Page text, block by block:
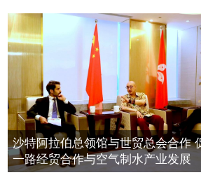
位可以看出，未來長江中游城市群無
全面崛起、探索新型城鎮化道路，還
展都有重大意義。
3、長江中游城市
江中游城市群未來具體任務是啥？《
是重點，一起來看。
第一，要城鄉
中游城市群“中西部新型城鎮化先行
第二，基礎設施互聯互通。無論是交
利、能源、資訊等重大基礎設施建設
眉睫。 第三，產業協調發展。優勢
集聚區、現代農業基地，是協調發
生態文明。“綠色化”豐富了生態文明
2023年11月23日
埃及总领事会晤拿督斯里吴
带一路经贸合作与空气制水
2023年11月23日
拿督斯里吴罡豪晤土耳其总
带一路经贸合作与空气制水
2023年11月23日
長瑚蒞臨 天泉鼎豐深圳總
量波量子研究院
2021年12月10日
標量波光量子導入系統聯合
督斯裏吳達鎔教授首發
2021年12月10日
空氣制水發明人吳達鎔出席
境科政商管治聯盟會議
沙特阿拉伯总领馆与世贸总会合作
一路经贸合作与空气制水产业发展